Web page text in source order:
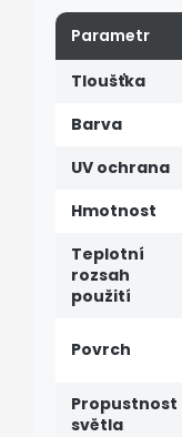
Parametr
Tloušťka
Barva
UV ochrana
Hmotnost
Teplotní
rozsah
použití
Povrch
Propustnost
světla